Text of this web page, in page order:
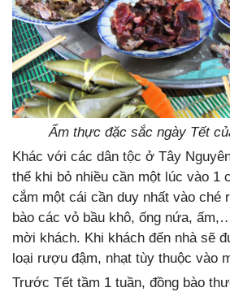
Ẩm thực đặc sắc ngày Tết
Khác với các dân tộc ở Tây
thể khi bỏ nhiều cần một lúc vào 1
cắm một cái cần duy nhất vào ché
bào các vỏ bầu khô, ống nứa,
mời khách. Khi khách đến nhà sẽ
loại rượu đậm, nhạt tùy thuộc vào
Trước Tết tầm 1 tuần, đồng bào